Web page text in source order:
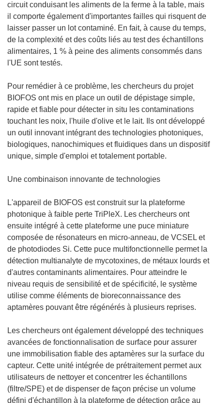
circuit conduisant les aliments de la ferme à la table, mais
il comporte également d'importantes failles qui risquent de
laisser passer un lot contaminé. En fait, à cause du temps,
de la complexité et des coûts liés au test des échantillons
alimentaires, 1 % à peine des aliments consommés dans
l'UE sont testés.
Pour remédier à ce problème, les chercheurs du projet
BIOFOS ont mis en place un outil de dépistage simple,
rapide et fiable pour détecter in situ les contaminations
touchant les noix, l'huile d'olive et le lait. Ils ont développé
un outil innovant intégrant des technologies photoniques,
biologiques, nanochimiques et fluidiques dans un dispositif
unique, simple d'emploi et totalement portable.
Une combinaison innovante de technologies
L'appareil de BIOFOS est construit sur la plateforme
photonique à faible perte TriPleX. Les chercheurs ont
ensuite intégré à cette plateforme une puce miniature
composée de résonateurs en micro-anneau, de VCSEL et
de photodiodes Si. Cette puce multifonctionnelle permet la
détection multianalyte de mycotoxines, de métaux lourds et
d'autres contaminants alimentaires. Pour atteindre le
niveau requis de sensibilité et de spécificité, le système
utilise comme éléments de bioreconnaissance des
aptamères pouvant être régénérés à plusieurs reprises.
Les chercheurs ont également développé des techniques
avancées de fonctionnalisation de surface pour assurer
une immobilisation fiable des aptamères sur la surface du
capteur. Cette unité intégrée de prétraitement permet aux
utilisateurs de nettoyer et concentrer les échantillons
(filtre/SPE) et de dispenser de façon précise un volume
défini d'échantillon à la plateforme de détection grâce au